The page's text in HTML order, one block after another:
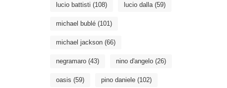
lucio battisti (108) lucio dalla(59)
michael bublé (101)
michael jackson (66)
negramaro (43) nino d'angelo (26)
oasis (59) pino daniele (102)